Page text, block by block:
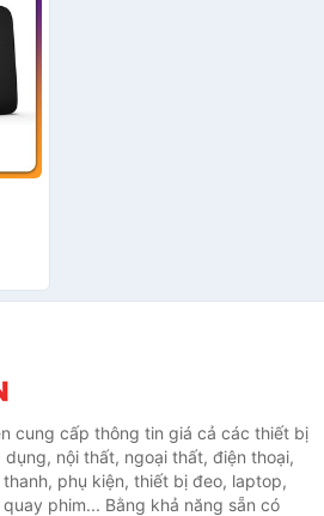
cung cấp thông tin giá cả các thiết bị
nội thất, ngoại thất, điện thoại,
phụ kiện, thiết bị đeo, laptop,
phim... Bằng khả năng sẵn có